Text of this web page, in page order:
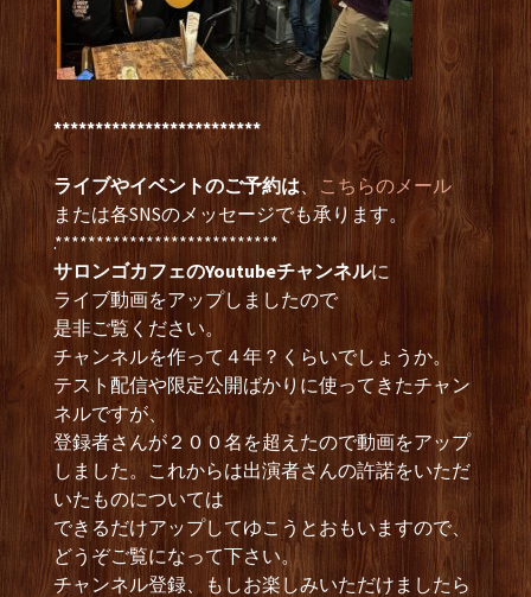
*************************
ライブやイベントのご予約は、 こちらのメール
または各SNSのメッセージでも承ります。
.***************************
サロンゴカフェのYoutubeチャンネルに
ライブ動画をアップしましたので
是非ご覧ください。
チャンネルを作って４年？くらいでしょうか。
テスト配信や限定公開ばかりに使ってきたチャン
ネルですが、
登録者さんが２００名を超えたので動画をアップ
しました。これからは出演者さんの許諾をいただ
いたものについては
できるだけアップしてゆこうとおもいますので、
どうぞご覧になって下さい。
チャンネル登録、もしお楽しみいただけましたら